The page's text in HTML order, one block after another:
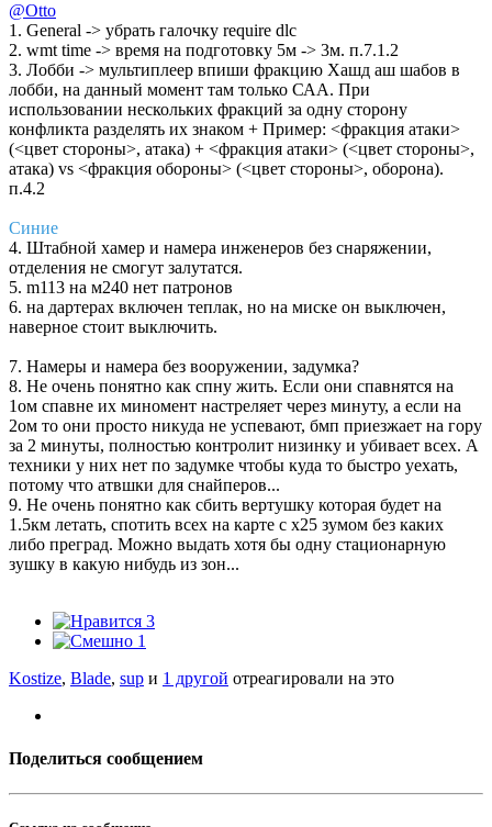
@Otto
1. General -> убрать галочку require dlc
2. wmt time -> время на подготовку 5м -> 3м. п.7.1.2
3. Лобби -> мультиплеер впиши фракцию Хашд аш шабов в
лобби, на данный момент там только САА. При
использовании нескольких фракций за одну сторону
конфликта разделять их знаком + Пример: <фракция атаки>
(<цвет стороны>, атака) + <фракция атаки> (<цвет стороны>,
атака) vs <фракция обороны> (<цвет стороны>, оборона).
п.4.2
Синие
4. Штабной хамер и намера инженеров без снаряжении,
отделения не смогут залутатся.
5. m113 на м240 нет патронов
6. на дартерах включен теплак, но на миске он выключен,
наверное стоит выключить.
7. Намеры и намера без вооружении, задумка?
8. Не очень понятно как спну жить. Eсли они спавнятся на
1ом спавне их миномент настреляет через минуту, а если на
2ом то они просто никуда не успевают, бмп приезжает на гору
за 2 минуты, полностью контролит низинку и убивает всех. А
техники у них нет по задумке чтобы куда то быстро уехать,
потому что атвшки для снайперов...
9. Не очень понятно как сбить вертушку которая будет на
1.5км летать, спотить всех на карте с х25 зумом без каких
либо преград. Можно выдать хотя бы одну стационарную
зушку в какую нибудь из зон...
3
1
Kostize, Blade, sup и 1 другой отреагировали на это
Поделиться сообщением